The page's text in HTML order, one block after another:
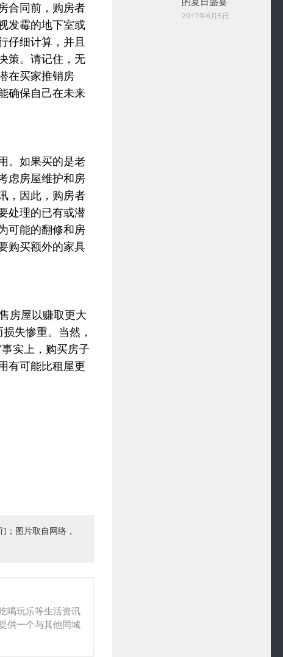
合同前，购房者
发霉的地下室或
仔细计算，并且
策。请记住，无
在买家推销房
确保自己在未来
。如果买的是老
虑房屋维护和房
，因此，购房者
处理的已有或潜
可能的翻修和房
购买额外的家具
房屋以赚取更大
失惨重。当然，
实上，购买房子
有可能比租屋更
；图片取自网络，
喝玩乐等生活资讯
供一个与其他同城
2017年6月5日